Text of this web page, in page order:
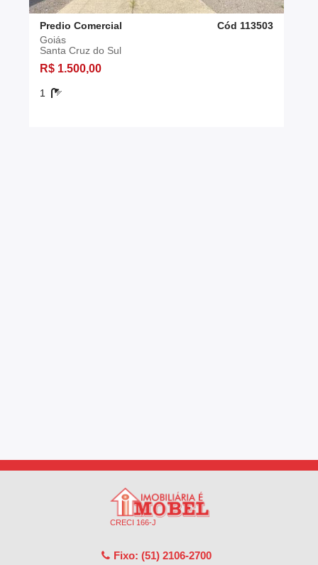
Predio Comercial
Cód 113503
Goiás
Santa Cruz do Sul
R$ 1.500,00
1
CRECI 166-J
Fixo: (51) 2106-2700